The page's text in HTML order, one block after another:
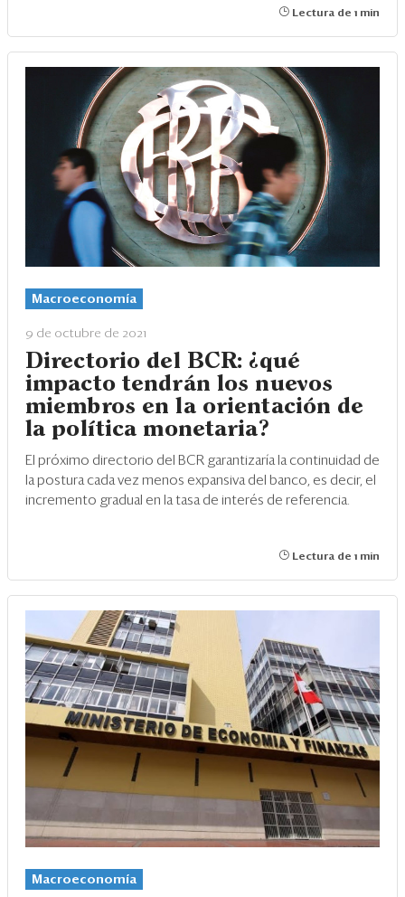
Lectura de 1 min
Macroeconomía
9 de octubre de 2021
Directorio del BCR: ¿qué
impacto tendrán los nuevos
miembros en la orientación de
la política monetaria?
El próximo directorio del BCR garantizaría la continuidad de
la postura cada vez menos expansiva del banco, es decir, el
incremento gradual en la tasa de interés de referencia.
Lectura de 1 min
Macroeconomía